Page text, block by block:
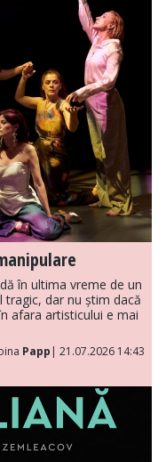
în ultima vreme de un
tragic, dar nu știm dacă
afara artisticului e mai
Papp | 21.07.2026 14:43